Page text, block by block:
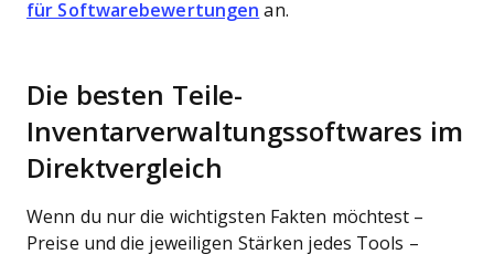
für Softwarebewertungen an.
Die besten Teile-
Inventarverwaltungssoftwares im
Direktvergleich
Wenn du nur die wichtigsten Fakten möchtest –
Preise und die jeweiligen Stärken jedes Tools –